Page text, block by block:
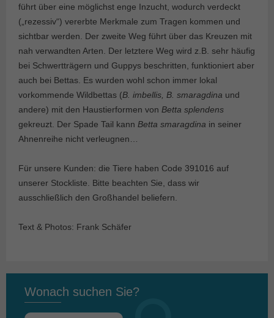
führt über eine möglichst enge Inzucht, wodurch verdeckt
(„rezessiv“) vererbte Merkmale zum Tragen kommen und
sichtbar werden. Der zweite Weg führt über das Kreuzen mit
nah verwandten Arten. Der letztere Weg wird z.B. sehr häufig
bei Schwertträgern und Guppys beschritten, funktioniert aber
auch bei Bettas. Es wurden wohl schon immer lokal
vorkommende Wildbettas (B. imbellis, B. smaragdina und
andere) mit den Haustierformen von Betta splendens
gekreuzt. Der Spade Tail kann Betta smaragdina in seiner
Ahnenreihe nicht verleugnen…
Für unsere Kunden: die Tiere haben Code 391016 auf
unserer Stockliste. Bitte beachten Sie, dass wir
ausschließlich den Großhandel beliefern.
Text & Photos: Frank Schäfer
Wonach suchen Sie?